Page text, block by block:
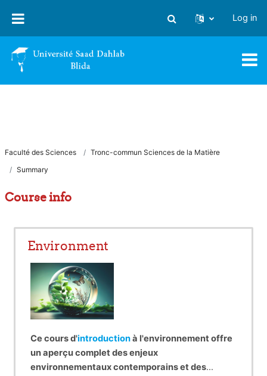
Toggle search input
Log in
Faculté des Sciences
Tronc-commun Sciences de la Matière
Summary
Course info
Environment
Ce cours d'introductionà l'environnement offre
un aperçu complet des enjeux
environnementaux contemporains et des